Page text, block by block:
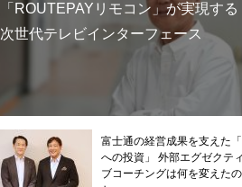
「ROUTEPAYリモコン」が実現する
次世代テレビインターフェース
富士通の経営成果を支えた
への投資」 外部エグゼクティ
ブコーチングは何を変えたの